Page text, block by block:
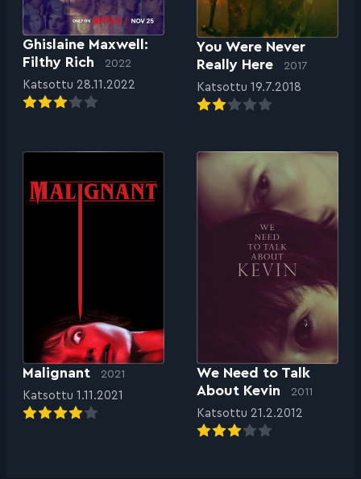
Ghislaine Maxwell:
Filthy Rich
2022
Katsottu 28.11.2022
You Were Never
Really Here
2017
Katsottu 19.7.2018
Malignant 2021
Katsottu 1.11.2021
We Need to Talk
About Kevin
2011
Katsottu 21.2.2012